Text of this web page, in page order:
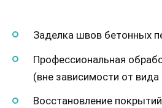
Заделка швов бетонных
Профессиональная
(вне зависимости от
Восстановление